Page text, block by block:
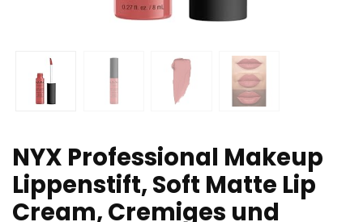
NYX Professional Makeup
Lippenstift, Soft Matte Lip
Cream, Cremiges und